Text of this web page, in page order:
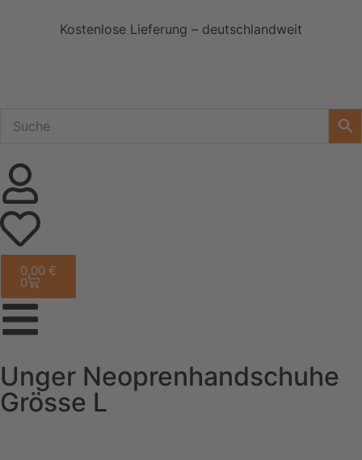
Kostenlose Lieferung – deutschlandweit
0,00 €
0
Unger Neoprenhandschuhe
Grösse L